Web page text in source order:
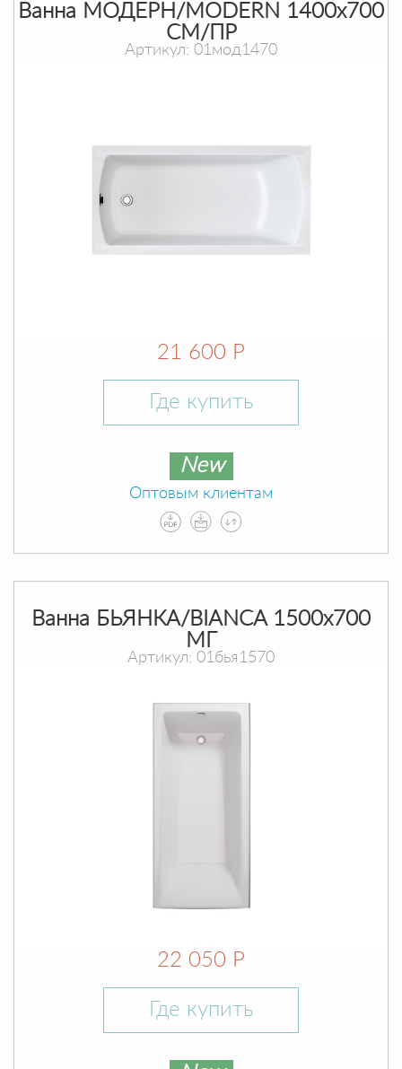
Ванна МОДЕРН/MODERN 1400х700
СМ/ПР
Артикул: 01мод1470
21 600 Р
Где купить
New
Оптовым клиентам
Ванна БЬЯНКА/BIANCA 1500х700
МГ
Артикул: 01бья1570
22 050 Р
Где купить